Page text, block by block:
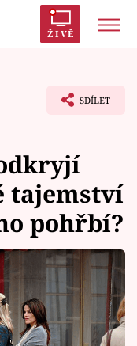
ŽIVĚ
SDÍLET
tajemství
pohřbí?